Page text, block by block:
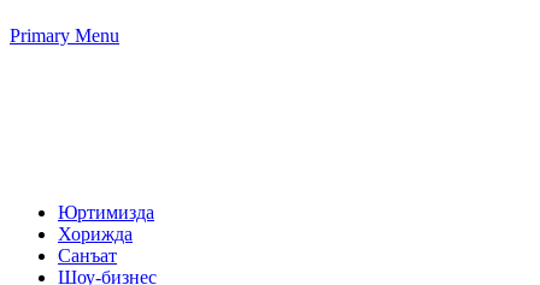
Primary Menu
Юртимизда
Хорижда
Санъат
Шоу-бизнес